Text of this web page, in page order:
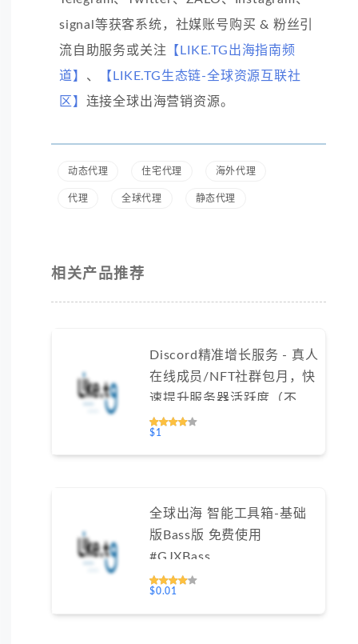
signal等获客系统，社媒账号购买 & 粉丝引
流自助服务或关注 【LIKE.TG出海指南频
道】 、
【LIKE.TG生态链-全球资源互联社
区】 连接全球出海营销资源。
动态代理 住宅代理 海外代理
代理 全球代理 静态代理
相关产品推荐
Discord精准增长服务 - 真人
在线成员/NFT社群包月，快
速提升服务器活跃度（不支
持免费测试）
$1
全球出海 智能工具箱-基础
版Bass版 免费使用
#GJXBass
$0.01